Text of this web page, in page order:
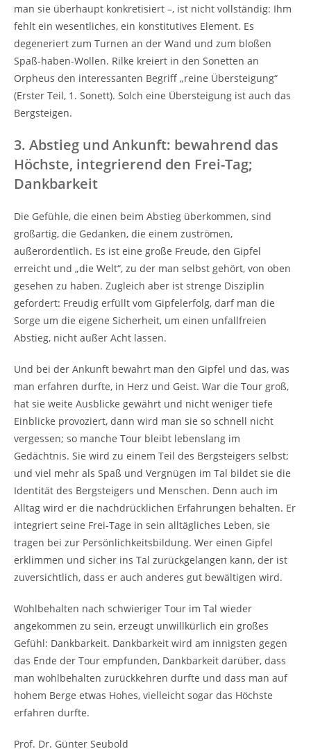
man sie überhaupt konkretisiert –, ist nicht vollständig: Ihm
fehlt ein wesentliches, ein konstitutives Element. Es
degeneriert zum Turnen an der Wand und zum bloßen
Spaß-haben-Wollen. Rilke kreiert in den Sonetten an
Orpheus den interessanten Begriff „reine Übersteigung“
(Erster Teil, 1. Sonett). Solch eine Übersteigung ist auch das
Bergsteigen.
3. Abstieg und Ankunft: bewahrend das
Höchste, integrierend den Frei-Tag;
Dankbarkeit
Die Gefühle, die einen beim Abstieg überkommen, sind
großartig, die Gedanken, die einem zuströmen,
außerordentlich. Es ist eine große Freude, den Gipfel
erreicht und „die Welt“, zu der man selbst gehört, von oben
gesehen zu haben. Zugleich aber ist strenge Disziplin
gefordert: Freudig erfüllt vom Gipfelerfolg, darf man die
Sorge um die eigene Sicherheit, um einen unfallfreien
Abstieg, nicht außer Acht lassen.
Und bei der Ankunft bewahrt man den Gipfel und das, was
man erfahren durfte, in Herz und Geist. War die Tour groß,
hat sie weite Ausblicke gewährt und nicht weniger tiefe
Einblicke provoziert, dann wird man sie so schnell nicht
vergessen; so manche Tour bleibt lebenslang im
Gedächtnis. Sie wird zu einem Teil des Bergsteigers selbst;
und viel mehr als Spaß und Vergnügen im Tal bildet sie die
Identität des Bergsteigers und Menschen. Denn auch im
Alltag wird er die nachdrücklichen Erfahrungen behalten. Er
integriert seine Frei-Tage in sein alltägliches Leben, sie
tragen bei zur Persönlichkeitsbildung. Wer einen Gipfel
erklimmen und sicher ins Tal zurückgelangen kann, der ist
zuversichtlich, dass er auch anderes gut bewältigen wird.
Wohlbehalten nach schwieriger Tour im Tal wieder
angekommen zu sein, erzeugt unwillkürlich ein großes
Gefühl: Dankbarkeit. Dankbarkeit wird am innigsten gegen
das Ende der Tour empfunden, Dankbarkeit darüber, dass
man wohlbehalten zurückkehren durfte und dass man auf
hohem Berge etwas Hohes, vielleicht sogar das Höchste
erfahren durfte.
Prof. Dr. Günter Seubold